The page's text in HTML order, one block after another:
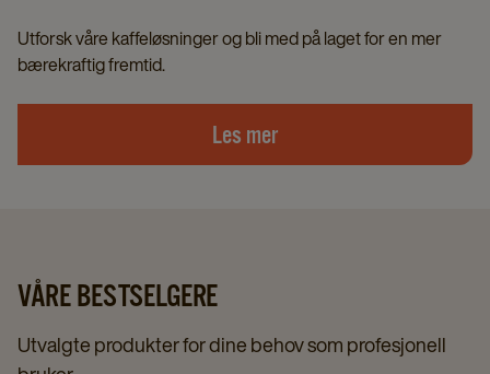
Utforsk våre kaffeløsninger og bli med på laget for en mer
bærekraftig fremtid.
Les mer
VÅRE BESTSELGERE
Utvalgte produkter for dine behov som profesjonell